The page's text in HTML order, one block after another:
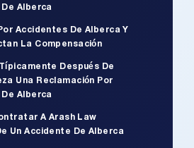
Alberca
Accidentes De Alberca Y
La Compensación
Después De
Una Reclamación Por
Alberca
A Arash Law
Un Accidente De Alberca